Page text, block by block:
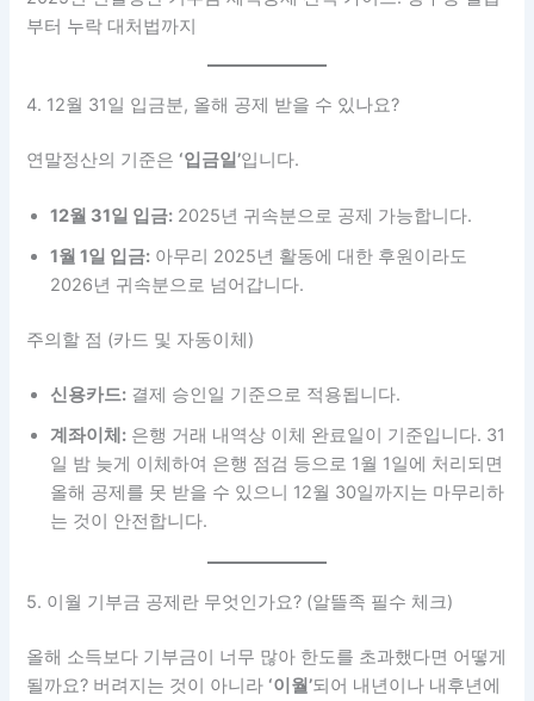
부터 누락 대처법까지
4. 12월 31일 입금분, 올해 공제 받을 수 있나요?
연말정산의 기준은 ‘입금일’입니다.
12월 31일 입금: 2025년 귀속분으로 공제 가능합니다.
1월 1일 입금: 아무리 2025년 활동에 대한 후원이라도
2026년 귀속분으로 넘어갑니다.
주의할 점 (카드 및 자동이체)
신용카드: 결제 승인일 기준으로 적용됩니다.
계좌이체: 은행 거래 내역상 이체 완료일이 기준입니다. 31
일 밤 늦게 이체하여 은행 점검 등으로 1월 1일에 처리되면
올해 공제를 못 받을 수 있으니 12월 30일까지는 마무리하
는 것이 안전합니다.
5. 이월 기부금 공제란 무엇인가요? (알뜰족 필수 체크)
올해 소득보다 기부금이 너무 많아 한도를 초과했다면 어떻게
될까요? 버려지는 것이 아니라 ‘이월’되어 내년이나 내후년에